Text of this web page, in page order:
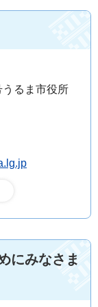
うるま市役所
にみなさま